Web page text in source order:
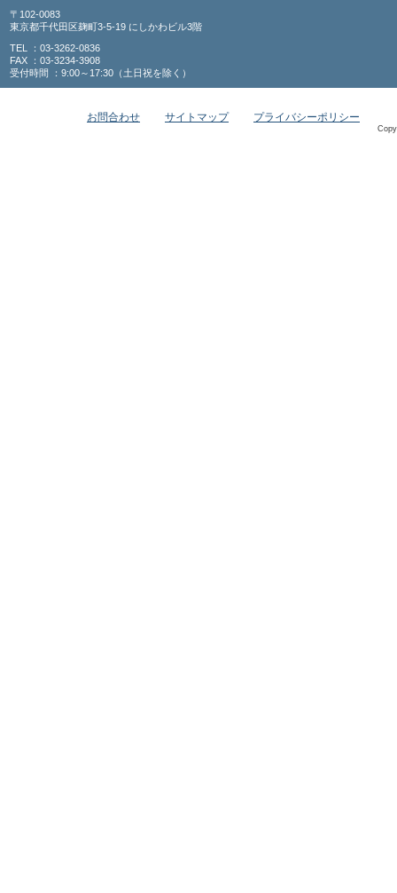
〒102-0083
東京都千代田区麹町3-5-19 にしかわビル3階
TEL ：03-3262-0836
FAX ：03-3234-3908
受付時間 ：9:00～17:30（土日祝を除く）
お問合わせ サイトマップ プライバシーポリシー